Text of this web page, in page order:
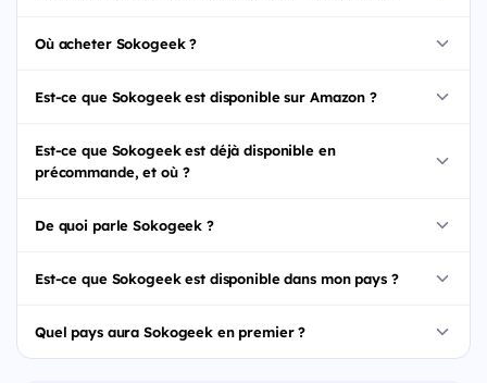
Où acheter Sokogeek ?
Est-ce que Sokogeek est disponible sur Amazon ?
Est-ce que Sokogeek est déjà disponible en
précommande, et où ?
De quoi parle Sokogeek ?
Est-ce que Sokogeek est disponible dans mon pays ?
Quel pays aura Sokogeek en premier ?